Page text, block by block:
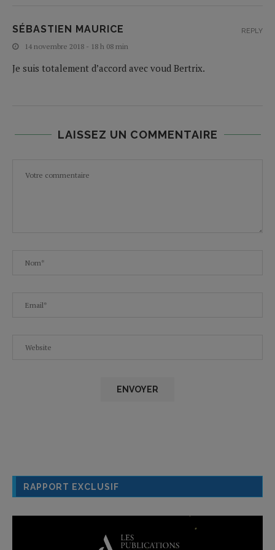
SÉBASTIEN MAURICE
14 novembre 2018 - 18 h 08 min
Je suis totalement d’accord avec voud Bertrix.
REPLY
LAISSEZ UN COMMENTAIRE
RAPPORT EXCLUSIF